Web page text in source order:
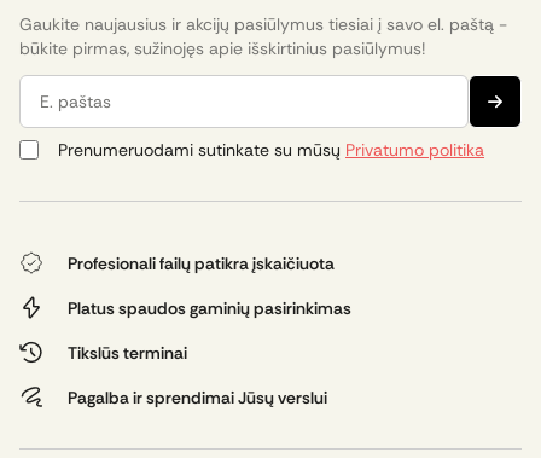
Pasirinkę atsiskaityti bankiniu pavedimu, į elektroninį
Flexpro klientams, sudariusiems sutartį, yra galimybė
mokėti po prekių gavimo per tam tikrą terminą.
Gaukite naujausius ir akcijų pasiūlymus tiesiai į savo el. paštą -
būkite pirmas, sužinojęs apie išskirtinius pasiūlymus!
E. paštas
Prenumeruodami sutinkate su mūsų Privatumo politika
Profesionali failų patikra įskaičiuota
Platus spaudos gaminių pasirinkimas
Tikslūs terminai
Pagalba ir sprendimai Jūsų verslui